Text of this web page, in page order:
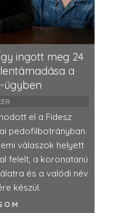
ingott meg 24
a
ügyben
el a Fidesz
pedofilbotrányban.
válaszok helyett
felelt, a koronatanú
és a valódi név
készül.